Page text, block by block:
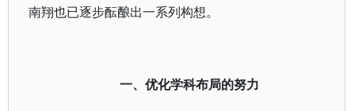
南翔也已逐步酝酿出一系列构想。
一、优化学科布局的努力